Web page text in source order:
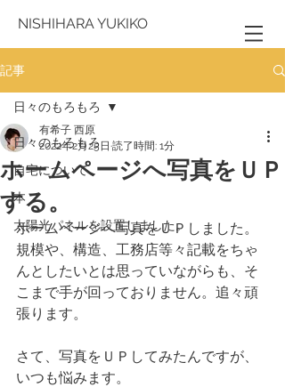
NISHIHARA YUKIKO
記事
日々のもろもろ
自宅について
本
太陽光パネルを設置しました。
日々のもろもろ
ホームページへ写真をＵＰ
する。
有希子 西原
2022年2月25日 読了時間: 1分
ホームページへ写真をＵＰしました。
規模や、構造、工務店等々記載をちゃ
んとしたいとは思っていながらも、そ
こまで手が回っておりません。追々頑
張ります。
さて、写真をＵＰしてみたんですが、
いつも悩みます。